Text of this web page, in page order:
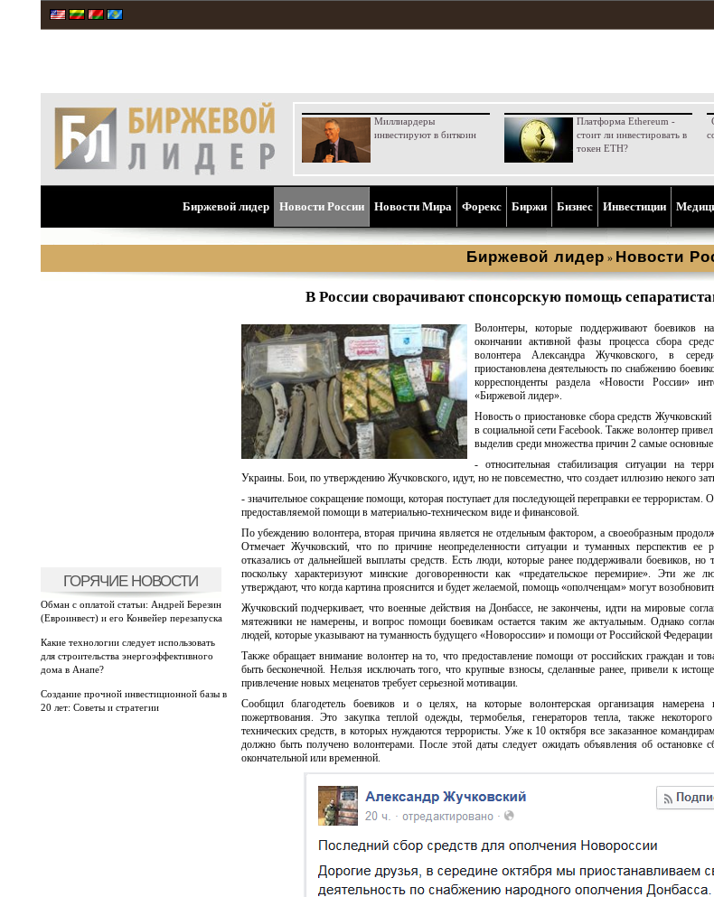
Миллиардеры
инвестируют в биткоин
Платформа Ethereum -
стоит ли инвестировать в
токен ETH?
Биржевой лидер Новости России Новости Мира Форекс Биржи Бизнес Инвестиции
Биржевой лидер » Новости
ГОРЯЧИЕ НОВОСТИ
Обман с оплатой статьи: Андрей Березин
(Евроинвест) и его Конвейер перезапуска
Какие технологии следует использовать
для строительства энергоэффективного
дома в Анапе?
Создание прочной инвестиционной базы в
20 лет: Советы и стратегии
В России сворачивают спонсорскую помощь
Волонтеры, которые поддерживают боевиков
окончании активной фазы процесса сбора
волонтера Александра Жучковского, в
приостановлена деятельность по снабжению
корреспонденты раздела «Новости России»
«Биржевой лидер».
Новость о приостановке сбора средств
в социальной сети Facebook. Также волонтер
выделив среди множества причин 2 самые
- относительная стабилизация ситуации на
Украины. Бои, по утверждению Жучковского, идут, но не повсеместно, что создает иллюзию некого
- значительное сокращение помощи, которая поступает для последующей переправки ее террористам.
предоставляемой помощи в материально-техническом виде и финансовой.
По убеждению волонтера, вторая причина является не отдельным фактором, а своеобразным
Отмечает Жучковский, что по причине неопределенности ситуации и туманных перспектив ее
отказались от дальнейшей выплаты средств. Есть люди, которые ранее поддерживали боевиков, но
поскольку характеризуют минские договоренности как «предательское перемирие». Эти же
утверждают, что когда картина прояснится и будет желаемой, помощь «ополченцам» могут
Жучковский подчеркивает, что военные действия на Донбассе, не закончены, идти на мировые
мятежники не намерены, и вопрос помощи боевикам остается таким же актуальным. Однако
людей, которые указывают на туманность будущего «Новороссии» и помощи от Российской
Также обращает внимание волонтер на то, что предоставление помощи от российских граждан и
быть бесконечной. Нельзя исключать того, что крупные взносы, сделанные ранее, привели к
привлечение новых меценатов требует серьезной мотивации.
Сообщил благодетель боевиков и о целях, на которые волонтерская организация намерена
пожертвования. Это закупка теплой одежды, термобелья, генераторов тепла, также
технических средств, в которых нуждаются террористы. Уже к 10 октября все заказанное
должно быть получено волонтерами. После этой даты следует ожидать объявления об
окончательной или временной.